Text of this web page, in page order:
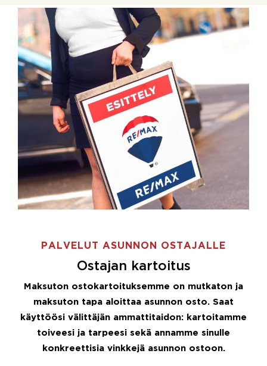
PALVELUT ASUNNON OSTAJALLE
Ostajan kartoitus
Maksuton ostokartoituksemme on mutkaton ja
maksuton tapa aloittaa asunnon osto. Saat
käyttöösi välittäjän ammattitaidon: kartoitamme
toiveesi ja tarpeesi sekä annamme sinulle
konkreettisia vinkkejä asunnon ostoon.